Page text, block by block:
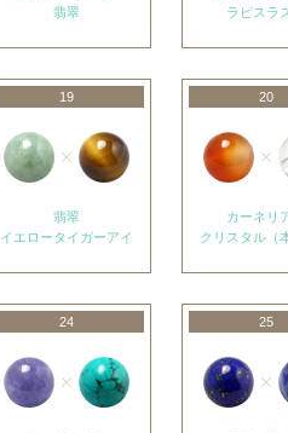
翡翠
ラピスラ
19
翡翠
イエロータイガーアイ
20
カーネリ
クリスタル（
24 25